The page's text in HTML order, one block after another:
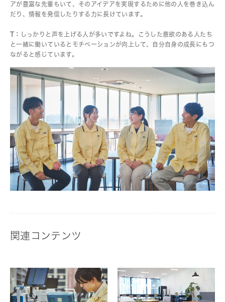
アが豊富な先輩もいて、そのアイデアを実現するために他の人を巻き込ん
だり、情報を発信したりする力に長けています。
T： しっかりと声を上げる人が多いですよね。こうした意欲のある人たち
と一緒に働いているとモチベーションが向上して、自分自身の成長にもつ
ながると感じています。
関連コンテンツ